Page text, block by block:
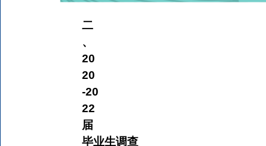
二
、
20
20
-20
22
届
毕业生调查